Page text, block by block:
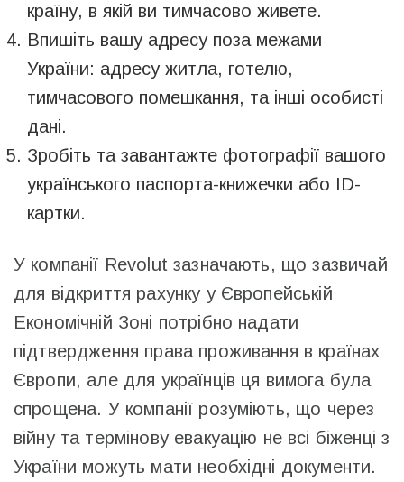
країну, в якій ви тимчасово живете.
Впишіть вашу адресу поза межами
України: адресу житла, готелю,
тимчасового помешкання, та інші особисті
дані.
Зробіть та завантажте фотографії вашого
українського паспорта-книжечки або ID-
картки.
У компанії Revolut зазначають, що зазвичай
для відкриття рахунку у Європейській
Економічній Зоні потрібно надати
підтвердження права проживання в країнах
Європи, але для українців ця вимога була
спрощена. У компанії розуміють, що через
війну та термінову евакуацію не всі біженці з
України можуть мати необхідні документи.